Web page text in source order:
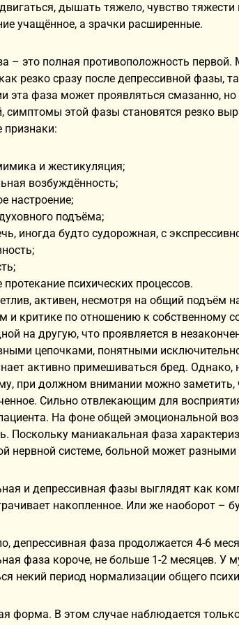
дышать тяжело, чувство
учащённое, а зрачки расширенные.
– это полная противоположность
резко сразу после депрессивной фазы,
эта фаза может проявляться смазанно,
симптомы этой фазы становятся резко
и жестикуляция;
возбуждённость;
настроение;
подъёма;
иногда будто судорожная, с
протекание психических процессов.
активен, несмотря на общий подъём
и критике по отношению к собственному
на другую, что проявляется в
цепочками, понятными
активно примешиваться бред.
при должном внимании можно заметить,
Сильно отвлекающим для
На фоне общей эмоциональной
Поскольку маниакальная фаза
нервной системе, больной может разными
и депрессивная фазы выглядят как
накопленное. Или же наоборот –
депрессивная фаза продолжается 4-6
фаза короче, не больше 1-2 месяцев.
некий период нормализации общего
форма. В этом случае наблюдается